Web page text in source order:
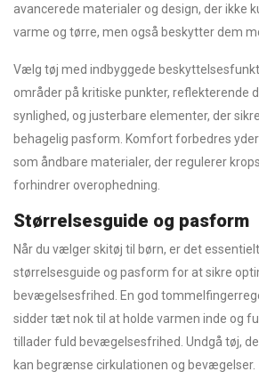
avancerede materialer og design, der ikke
varme og tørre, men også beskytter dem
Vælg tøj med indbyggede
områder på kritiske punkter, reflekterende
synlighed, og justerbare elementer, der
behagelig pasform. Komfort forbedres
som åndbare materialer, der regulerer
forhindrer overophedning.
Størrelsesguide og pasform
Når du vælger skitøj til børn, er det
størrelsesguide og pasform for at sikre
bevægelsesfrihed. En god
sidder tæt nok til at holde varmen inde og
tillader fuld bevægelsesfrihed. Undgå tøj,
kan begrænse cirkulationen og bevægelser.